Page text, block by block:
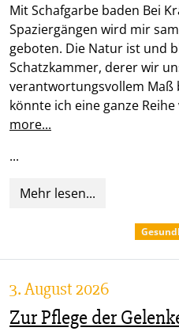
Mit Schafgarbe baden Bei
Spaziergängen wird mir
geboten. Die Natur ist und
Schatzkammer, derer wir
verantwortungsvollem
könnte ich eine ganze
more...
...
Mehr lesen...
3. August 2026
Zur Pflege der